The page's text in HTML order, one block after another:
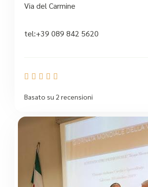
Via del Carmine
tel:+39 089 842 5620
    
Basato su 2 recensioni